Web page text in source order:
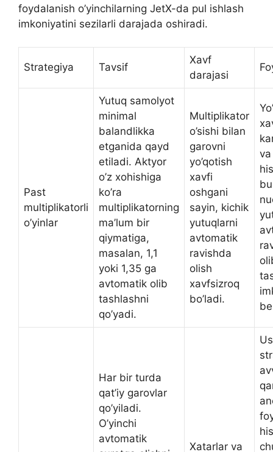
foydalanish o’yinchilarning JetX-da pul ishlash
imkoniyatini sezilarli darajada oshiradi.
Strategiya Tavsif
Xavf
darajasi
Past
multiplikatorli
o’yinlar
Yutuq samolyot
minimal
balandlikka
etganida qayd
etiladi. Aktyor
o’z xohishiga
ko’ra
multiplikatorning
ma’lum bir
qiymatiga,
masalan, 1,1
yoki 1,35 ga
avtomatik olib
tashlashni
qo’yadi.
Multiplikator
o’sishi bilan
garovni
yo’qotish
xavfi
oshgani
sayin, kichik
yutuqlarni
avtomatik
ravishda
olish
xavfsizroq
bo’ladi.
va
Har bir turda
qat’iy garovlar
qo’yiladi.
O’yinchi
avtomatik
Xatarlar va